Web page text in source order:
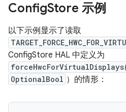
ConfigStore 示例
以下示例显示了读取
ConfigStore HAL 中定义为
OptionalBool ）的情形：